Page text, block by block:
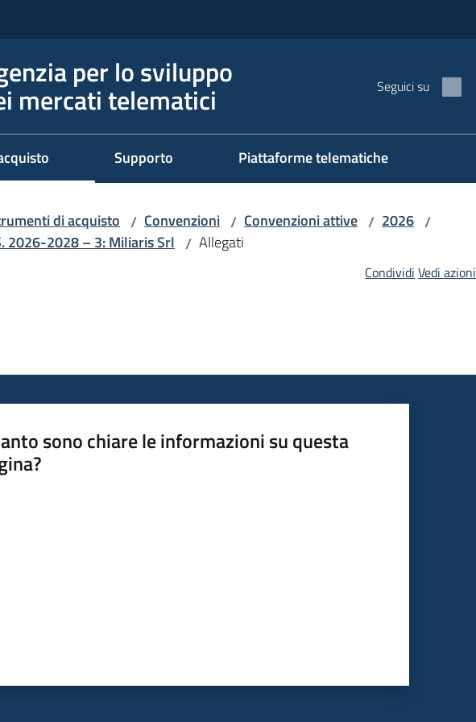
per lo sviluppo
mercati telematici Seguici su
Supporto Piattaforme telematiche
di acquisto / Convenzioni / Convenzioni attive / 2026 /
2026-2028 – 3: Miliaris Srl / Allegati
Condividi Vedi azioni
sono chiare le informazioni su questa